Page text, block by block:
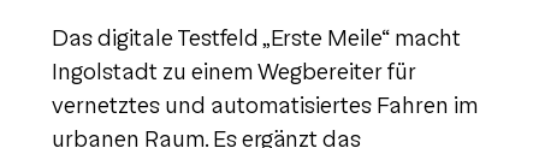
Das digitale Testfeld „Erste Meile“ macht
Ingolstadt zu einem Wegbereiter für
vernetztes und automatisiertes Fahren im
urbanen Raum. Es ergänzt das